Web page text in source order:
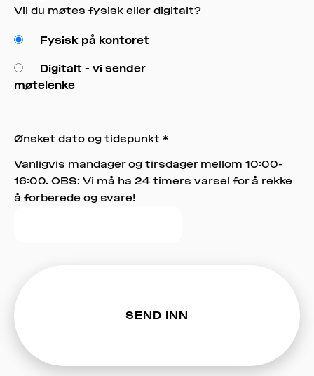
Vil du møtes fysisk eller digitalt?
Fysisk på kontoret
Digitalt - vi sender
møtelenke
Ønsket dato og tidspunkt *
Vanligvis mandager og tirsdager mellom 10:00-
16:00. OBS: Vi må ha 24 timers varsel for å rekke
å forberede og svare!
SEND INN